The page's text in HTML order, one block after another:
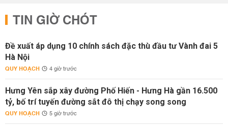
TIN GIỜ CHÓT
Đề xuất áp dụng 10 chính sách đặc thù đầu tư Vành đai 5
Hà Nội
QUY HOẠCH 4 giờ trước
Hưng Yên sắp xây đường Phố Hiến - Hưng Hà gần 16.500
tỷ, bố trí tuyến đường sắt đô thị chạy song song
QUY HOẠCH 5 giờ trước